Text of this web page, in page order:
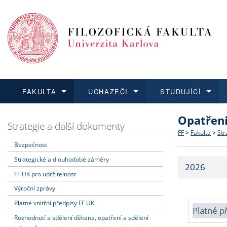
FAKULTA
Dozvědět se více
Struktura
Strategie
Fakultní
UCHAZEČI
Podat přihlášku
Co
Učitelské
STUDUJÍCÍ
Dozvědět se více
Dozvědět se více
O vědě a
Dozvědět se více
Aktuální
Strategie a další dokumenty
Bezpečnost
Strategické a dlouhodobé záměry
FF UK pro udržitelnost
Výroční zprávy
Platné vnitřní předpisy FF UK
Rozhodnutí a sdělení děkana, opatření a sdělení
FF > Fakulta >
2026
Platné